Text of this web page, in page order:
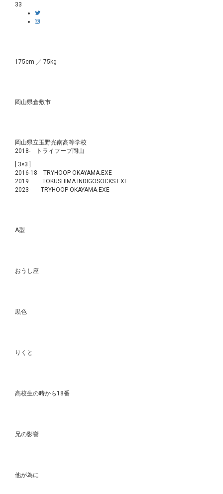
33
175cm ／ 75kg
岡山県倉敷市
岡山県立玉野光南高等学校
2018- トライフープ岡山
[ 3×3 ]
2016-18 TRYHOOP OKAYAMA.EXE
2019 TOKUSHIMA INDIGOSOCKS.EXE
2023- TRYHOOP OKAYAMA.EXE
A型
おうし座
黒色
りくと
高校生の時から18番
兄の影響
他が為に